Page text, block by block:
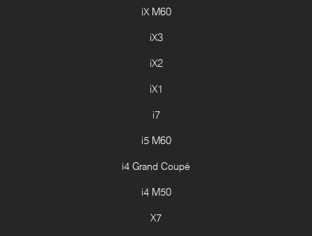
iX M60
iX3
iX2
iX1
i7
i5 M60
i4 Grand Coupé
i4 M50
X7